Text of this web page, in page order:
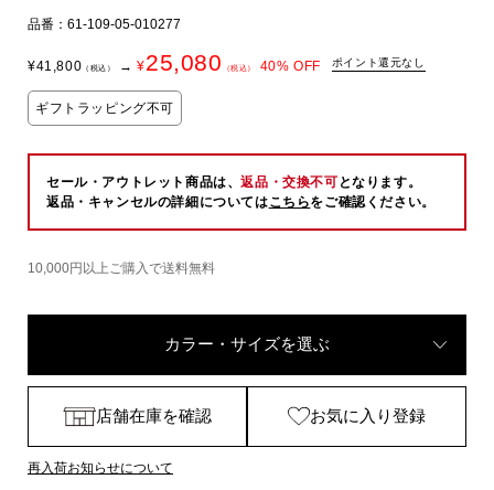
品番：61-109-05-010277
¥41,800 （税込） → ¥25,080 （税込） 40% OFF ポイント還元なし
ギフトラッピング不可
セール・アウトレット商品は、返品・交換不可 となります。
返品・キャンセルの詳細についてはこちらをご確認ください。
10,000円以上ご購入で送料無料
カラー・サイズを選ぶ
店舗在庫を確認 お気に入り登録
再入荷お知らせについて